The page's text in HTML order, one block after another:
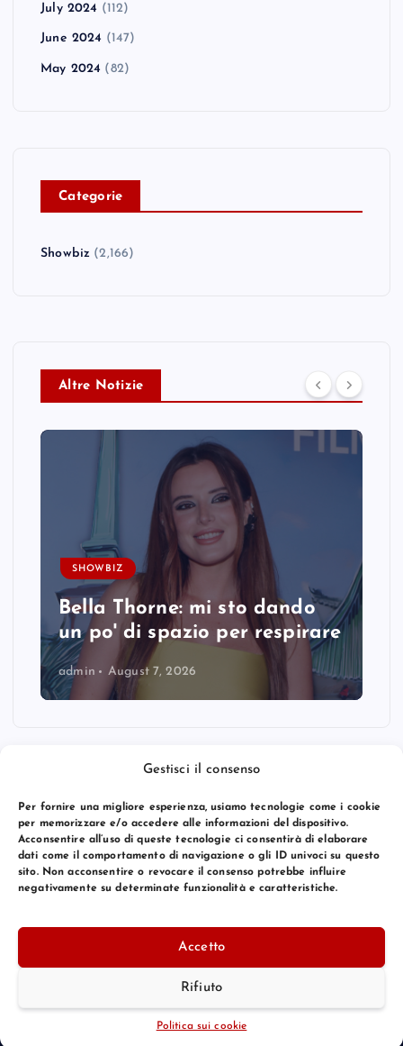
Gestisci il consenso
Per fornire una migliore esperienza, usiamo tecnologie come i cookie
per memorizzare e/o accedere alle informazioni del dispositivo.
Acconsentire all’uso di queste tecnologie ci consentirà di elaborare
dati come il comportamento di navigazione o gli ID univoci su questo
sito. Non acconsentire o revocare il consenso potrebbe influire
negativamente su determinate funzionalità e caratteristiche.
Accetto
Rifiuto
Politica sui cookie
July 2024 (112)
June 2024 (147)
May 2024 (82)
Categorie
Showbiz (2,166)
Altre Notizie
SHOWBIZ
Bella Thorne: mi sto dando
un po' di spazio per respirare
admin August 7, 2026